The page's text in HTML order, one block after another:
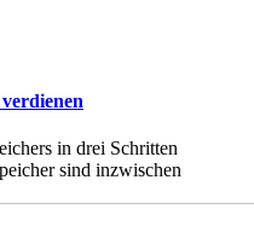
in drei Schritten
sind inzwischen